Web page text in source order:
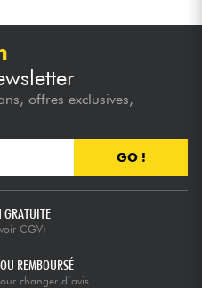
offres exclusives,
GO !
GRATUITE
CGV)
REMBOURSÉ
changer d’avis